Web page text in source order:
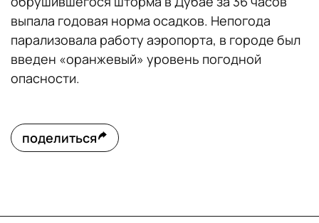
выпала годовая норма осадков. Непогода
парализовала работу аэропорта, в городе был
введен «оранжевый» уровень погодной
опасности.
поделиться